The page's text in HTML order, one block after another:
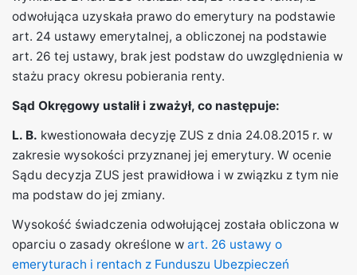
odwołująca uzyskała prawo do emerytury na podstawie
art. 24 ustawy emerytalnej, a obliczonej na podstawie
art. 26 tej ustawy, brak jest podstaw do uwzględnienia w
stażu pracy okresu pobierania renty.
Sąd Okręgowy ustalił i zważył, co następuje:
L. B. kwestionowała decyzję ZUS z dnia 24.08.2015 r. w
zakresie wysokości przyznanej jej emerytury. W ocenie
Sądu decyzja ZUS jest prawidłowa i w związku z tym nie
ma podstaw do jej zmiany.
Wysokość świadczenia odwołującej została obliczona w
oparciu o zasady określone w art. 26 ustawy o
emeryturach i rentach z Funduszu Ubezpieczeń